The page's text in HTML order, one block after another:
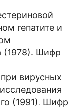
гепатите и
(1978). Шифр
вирусных
(1991). Шифр